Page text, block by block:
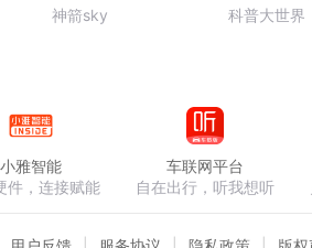
神箭sky
科普大世界
小雅智能
件，连接赋能
车联网平台
自在出行，听我想听